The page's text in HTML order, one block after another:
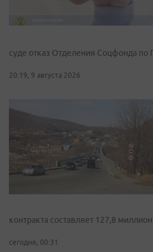
суде отказ Отделения Соцфонда
20:19, 9 августа 2026
контракта составляет 127,8
сегодня, 00:31